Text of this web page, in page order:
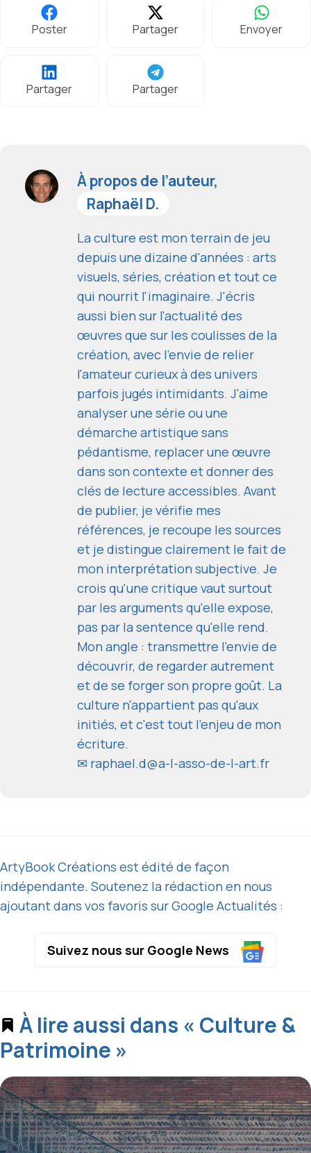
Poster Partager Envoyer
Partager Partager
À propos de l’auteur,
Raphaël D.
La culture est mon terrain de jeu
depuis une dizaine d'années : arts
visuels, séries, création et tout ce
qui nourrit l'imaginaire. J'écris
aussi bien sur l'actualité des
œuvres que sur les coulisses de la
création, avec l'envie de relier
l'amateur curieux à des univers
parfois jugés intimidants. J'aime
analyser une série ou une
démarche artistique sans
pédantisme, replacer une œuvre
dans son contexte et donner des
clés de lecture accessibles. Avant
de publier, je vérifie mes
références, je recoupe les sources
et je distingue clairement le fait de
mon interprétation subjective. Je
crois qu'une critique vaut surtout
par les arguments qu'elle expose,
pas par la sentence qu'elle rend.
Mon angle : transmettre l'envie de
découvrir, de regarder autrement
et de se forger son propre goût. La
culture n'appartient pas qu'aux
initiés, et c'est tout l'enjeu de mon
écriture.
✉ raphael.d@a-l-asso-de-l-art.fr
ArtyBook Créations est édité de façon
indépendante. Soutenez la rédaction en nous
ajoutant dans vos favoris sur Google Actualités :
Suivez nous sur Google News
À lire aussi dans « Culture &
Patrimoine »